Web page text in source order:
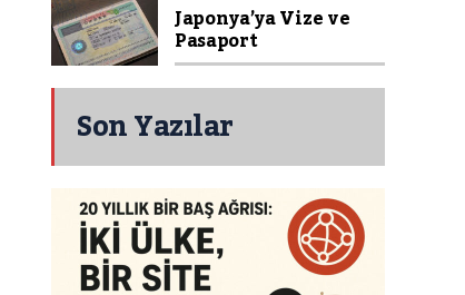
Japonya’ya Vize ve
Pasaport
Son Yazılar